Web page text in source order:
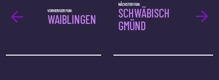
NÄCHSTER FILM:
SCHWÄBISCH
GMÜND
VORHERIGER FILM:
WAIBLINGEN